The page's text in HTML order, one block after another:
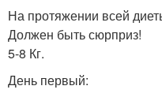
На протяжении всей
Должен быть сюрприз!
5-8 Кг.
День первый: